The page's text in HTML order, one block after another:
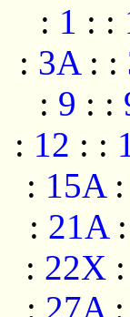
: 1 : :
: 3A: :
: 9 : :
: 12 : :
: 15A:
: 21A:
: 22X :
: 27A: